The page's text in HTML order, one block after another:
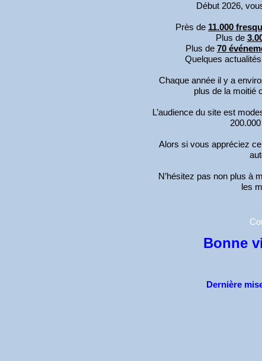
Début 2026,
Près de 11.000
Plus de
Plus de 70
Quelques
Chaque année il y a
plus de la moitié
L’audience du site est
Alors si vous appréciez
N’hésitez pas non plus à
les
Bonne
Dernière